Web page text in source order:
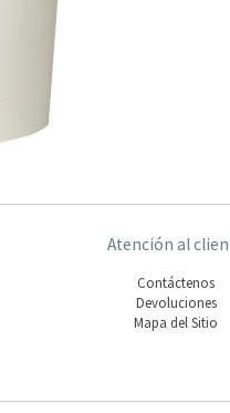
Atención al
Contáctenos
Devoluciones
Mapa del Sitio